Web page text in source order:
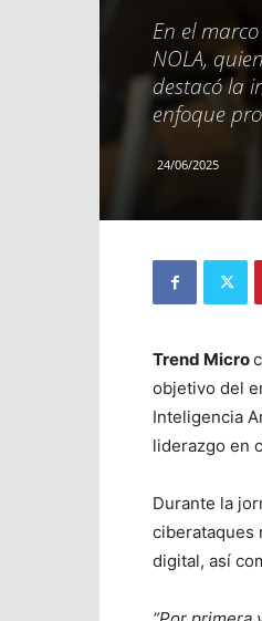
En el
NOLA,
destacó la
enfoque
24/06/2025
Trend Micro
objetivo del
Inteligencia
liderazgo en
Durante la
ciberataques
digital, así